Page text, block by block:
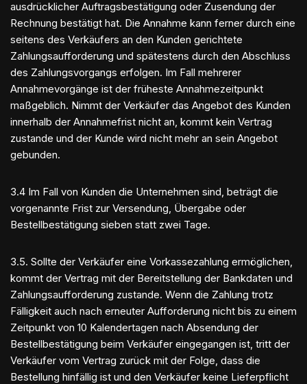
ausdrücklicher Auftragsbestätigung oder Zusendung der
Rechnung bestätigt hat. Die Annahme kann ferner durch eine
seitens des Verkäufers an den Kunden gerichtete
Zahlungsaufforderung und spätestens durch den Abschluss
des Zahlungsvorgangs erfolgen. Im Fall mehrerer
Annahmevorgänge ist der früheste Annahmezeitpunkt
maßgeblich. Nimmt der Verkäufer das Angebot des Kunden
innerhalb der Annahmefrist nicht an, kommt kein Vertrag
zustande und der Kunde wird nicht mehr an sein Angebot
gebunden.
3.4 Im Fall von Kunden die Unternehmen sind, beträgt die
vorgenannte Frist zur Versendung, Übergabe oder
Bestellbestätigung sieben statt zwei Tage.
3.5. Sollte der Verkäufer eine Vorkassezahlung ermöglichen,
kommt der Vertrag mit der Bereitstellung der Bankdaten und
Zahlungsaufforderung zustande. Wenn die Zahlung trotz
Fälligkeit auch nach erneuter Aufforderung nicht bis zu einem
Zeitpunkt von 10 Kalendertagen nach Absendung der
Bestellbestätigung beim Verkäufer eingegangen ist, tritt der
Verkäufer vom Vertrag zurück mit der Folge, dass die
Bestellung hinfällig ist und den Verkäufer keine Lieferpflicht